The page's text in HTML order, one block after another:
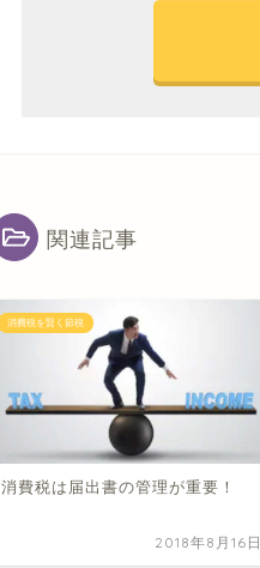
関連記事
消費税を賢く節税
消費税は届出書の管理が重要！
2018年8月16日